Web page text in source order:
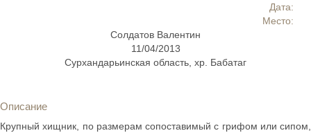
Дата:
Место:
Солдатов Валентин
11/04/2013
Сурхандарьинская область, хр. Бабатаг
Описание
Крупный хищник, по размерам сопоставимый с грифом или сипом,